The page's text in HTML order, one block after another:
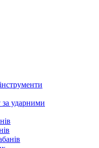
за ударними